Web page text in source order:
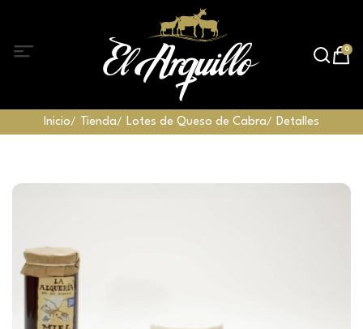
0
Inicio Tienda Lotes de Queso de Cabra Detalles